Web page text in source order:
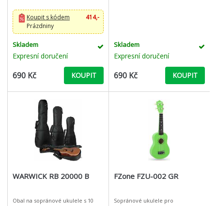
pokročilé hráče jako napřík
Koupit s kódem
414,-
Prázdniny
Skladem
Expresní doručení
690 Kč KOUPIT
Skladem
Expresní doručení
690 Kč KOUPIT
WARWICK RB 20000 B
Obal na sopránové ukulele s 10
FZone FZU-002 GR
Sopránové ukulele pro